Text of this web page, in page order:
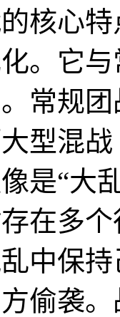
核心
。它
常规
型混
是“大
在多
中保
偷袭